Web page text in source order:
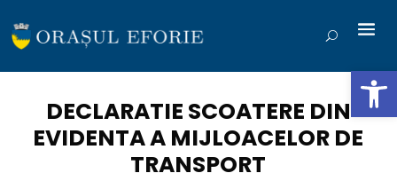
DECLARATIE SCOATERE DIN
EVIDENTA A MIJLOACELOR DE
TRANSPORT